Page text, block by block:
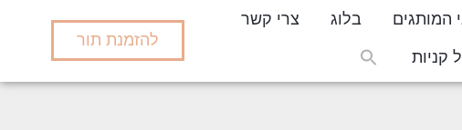
המותגים בלוג צרי קשר
קניות
Search
Search Button
להזמנת תור